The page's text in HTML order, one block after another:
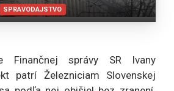
SPRAVODAJSTVO
Finančnej správy SR Ivany
patrí Železniciam Slovenskej